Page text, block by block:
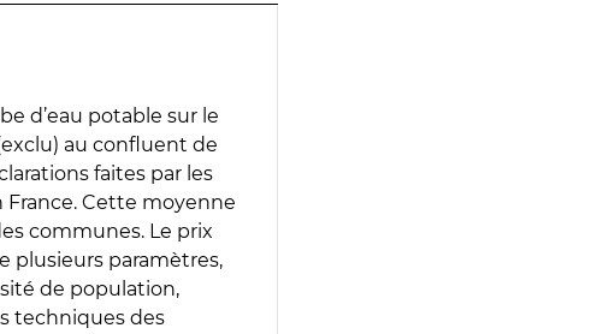
d’eau potable sur le
au confluent de
faites par les
France. Cette moyenne
communes. Le prix
plusieurs paramètres,
de population,
techniques des